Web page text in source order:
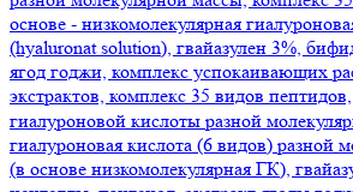
основе - низкомолекулярная
(hyaluronat solution), гвайазулен 3%,
ягод годжи, комплекс успокаивающих
экстрактов, комплекс 35 видов
гиалуроновой кислоты разной
гиалуроновая кислота (6 видов) разной
(в основе низкомолекулярная ГК),